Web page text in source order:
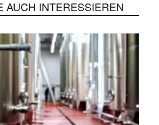
AUCH INTERESSIEREN